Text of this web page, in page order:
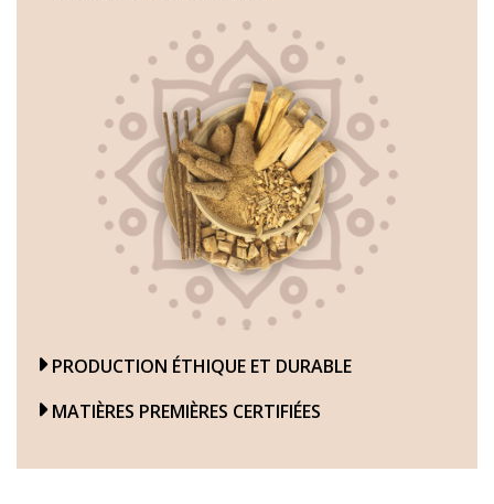
PRODUCTION ÉTHIQUE ET DURABLE
MATIÈRES PREMIÈRES CERTIFIÉES